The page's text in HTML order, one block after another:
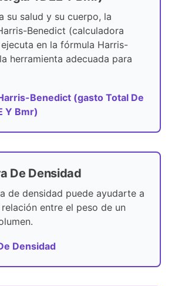
su salud y su cuerpo, la
Benedict (calculadora
ejecuta en la fórmula Harris-
herramienta adecuada para
Benedict (gasto Total De
Y Bmr)
De Densidad
de densidad puede ayudarte a
entre el peso de un
Densidad